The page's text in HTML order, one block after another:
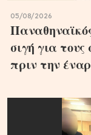
05/08/2026
σιγή για
πριν την